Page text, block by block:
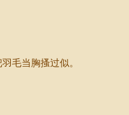
毛当胸搔过似。